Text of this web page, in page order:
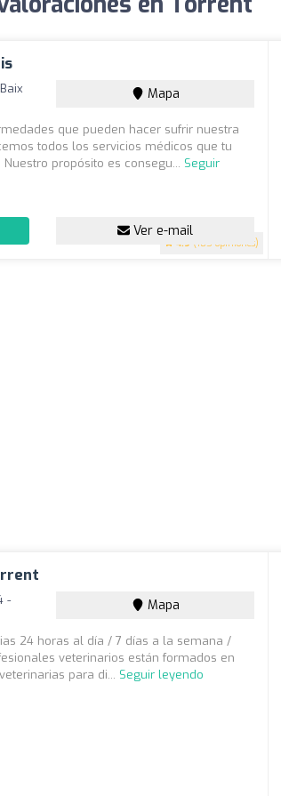
4.9 (185 opiniones)
Mapa
que pueden hacer sufrir nuestra
todos los servicios médicos que tu
propósito es consegu... Seguir
Ver e-mail
-
Mapa
24 horas al día / 7 días a la semana /
veterinarios están formados en
para di... Seguir leyendo